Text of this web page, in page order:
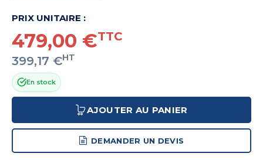
PRIX UNITAIRE :
479,00 €TTC
399,17 €HT
En stock
AJOUTER AU PANIER
DEMANDER UN DEVIS